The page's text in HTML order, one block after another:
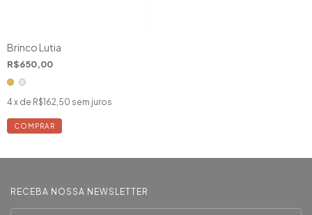
Brinco Lutia
R$650,00
4 x de R$162,50 sem juros
COMPRAR
RECEBA NOSSA NEWSLETTER